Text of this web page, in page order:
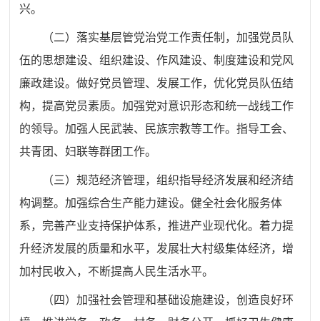
兴。
（二）落实基层管党治党工作责任制，加强党员队
伍的思想建设、组织建设、作风建设、制度建设和党风
廉政建设。做好党员管理、发展工作，优化党员队伍结
构，提高党员素质。加强党对意识形态和统一战线工作
的领导。加强人民武装、民族宗教等工作。指导工会、
共青团、妇联等群团工作。
（三）规范经济管理，组织指导经济发展和经济结
构调整。加强综合生产能力建设。健全社会化服务体
系，完善产业支持保护体系，推进产业现代化。着力提
升经济发展的质量和水平，发展壮大村级集体经济，增
加村民收入，不断提高人民生活水平。
（四）加强社会管理和基础设施建设，创造良好环